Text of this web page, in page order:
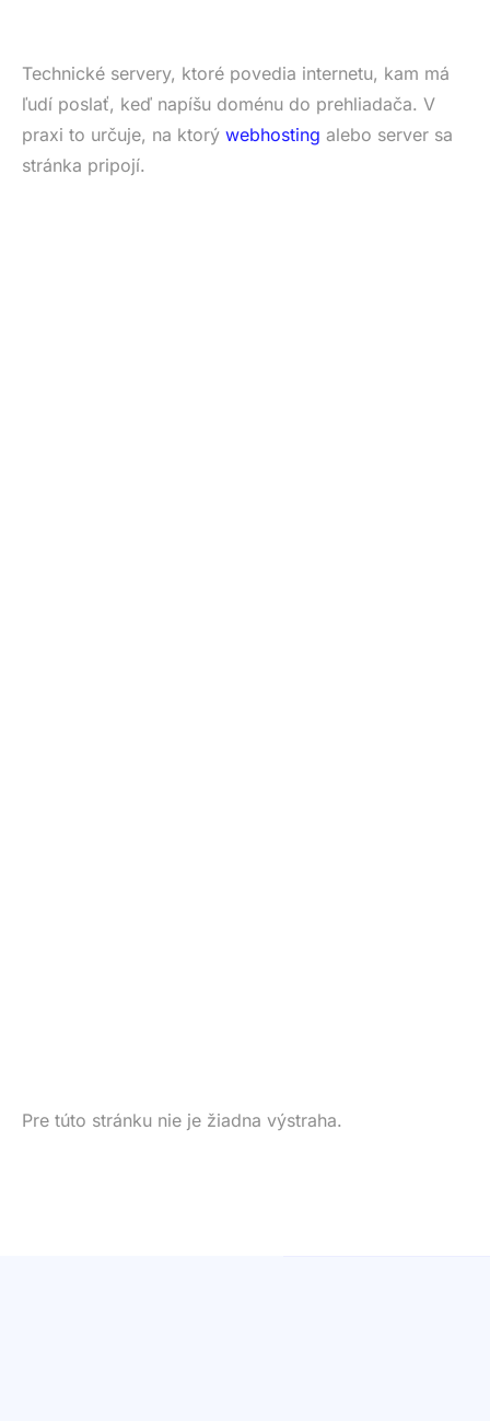
Technické servery, ktoré povedia internetu, kam má
ľudí poslať, keď napíšu doménu do prehliadača. V
praxi to určuje, na ktorý webhosting alebo server sa
stránka pripojí.
Pre túto stránku nie je žiadna výstraha.